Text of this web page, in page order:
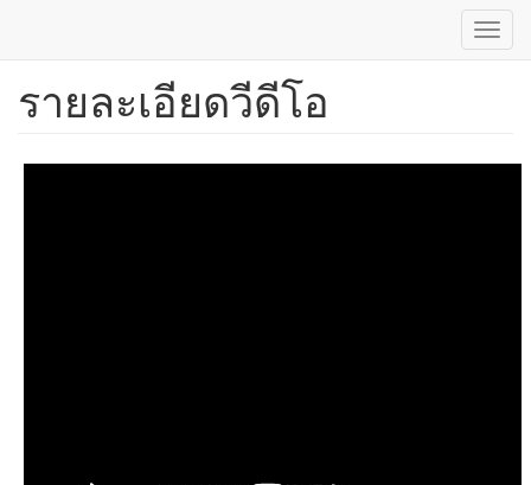
ข้าม
เนื้อหา
รายละเอียดวีดีโอ